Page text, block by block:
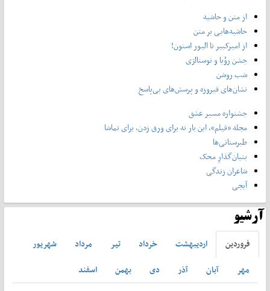
از متن و حاشیه
حاشیه‌هایی بر متن
از امیرکبیر تا الیور استون!
جشن رؤیا و نوستالژی
شب روشن
نشان‌های فیروزه و پرسش‌های بی‌پاسخ
جشنواره مسیر عشق
مجله «فیلم»، این بار نه برای ورق زدن، برای تماشا
طبرستانی‌ها
بنیان‌گذارِ محک
شاعران زندگی
آبجی
آرشیو
فروردين ارديبهشت خرداد تير مرداد
شهريور
مهر
آبان آذر دی بهمن اسفند